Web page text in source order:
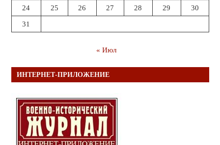
24 25 26 27 28 29 30
31
« Июл
ИНТЕРНЕТ-ПРИЛОЖЕНИЕ